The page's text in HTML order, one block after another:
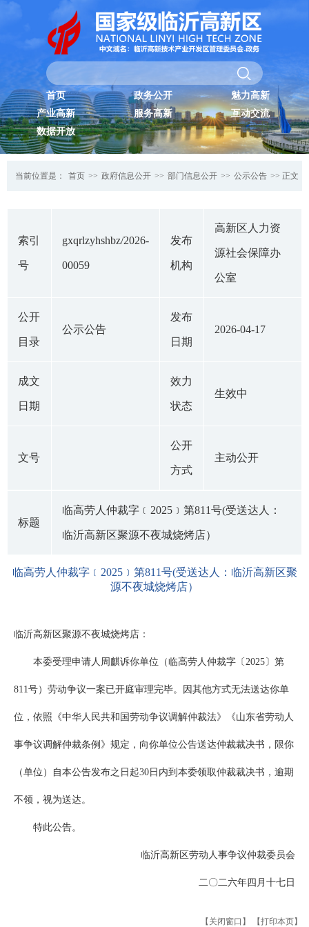
首页 政务公开
魅力高新
产业高新
服务高新
互动交流
数据开放
当前位置是： 首页 >> 政府信息公开 >> 部门信息公开 >> 公示公告 >> 正文
索引
号
gxqrlzyhshbz/2026-
00059
发布
机构
高新区人力资
源社会保障办
公室
公开
目录
公示公告
发布
日期
2026-04-17
成文
日期
效力
状态
生效中
文号
公开
方式
主动公开
标题
临高劳人仲裁字﹝2025﹞第811号(受送达人：
临沂高新区聚源不夜城烧烤店）
临高劳人仲裁字﹝2025﹞第811号(受送达人：临沂高新区聚
源不夜城烧烤店）
临沂高新区聚源不夜城烧烤店：
本委受理申请人周麒诉你单位（临高劳人仲裁字〔2025〕第
811号）劳动争议一案已开庭审理完毕。因其他方式无法送达你单
位，依照《中华人民共和国劳动争议调解仲裁法》《山东省劳动人
事争议调解仲裁条例》规定，向你单位公告送达仲裁裁决书，限你
（单位）自本公告发布之日起30日内到本委领取仲裁裁决书，逾期
不领，视为送达。
特此公告。
临沂高新区劳动人事争议仲裁委员会
二〇二六年四月十七日
【关闭窗口】 【打印本页】